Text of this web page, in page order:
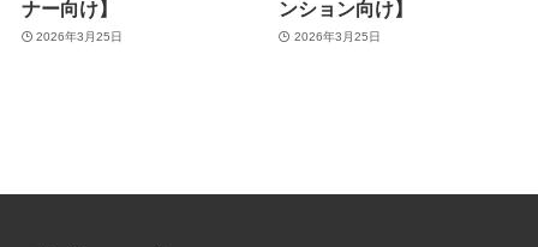
ナー向け】
2026年3月25日
ンション向け】
2026年3月25日